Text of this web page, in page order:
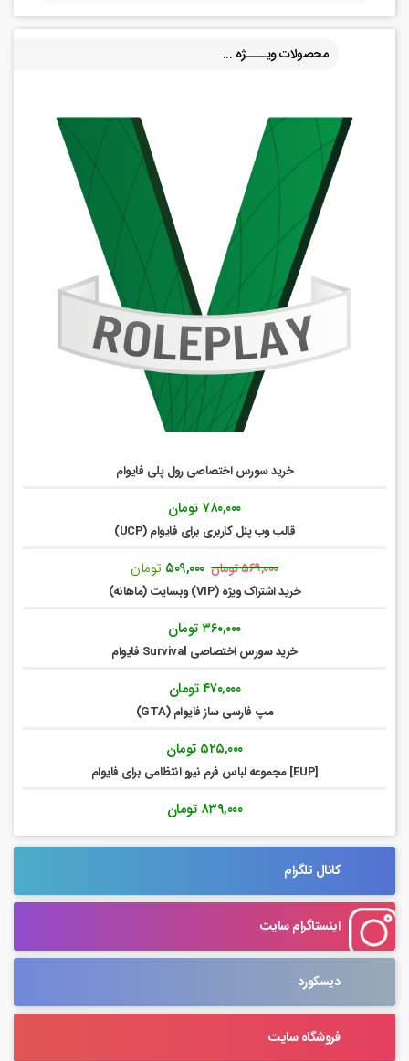
محصولات ویــــژه ...
خرید سورس اختصاصی رول پلی فایوام
۷۸۰,۰۰۰ تومان
قالب وب پنل کاربری برای فایوام (UCP)
۵۶۹,۰۰۰تومان قیمت
اصلی:
۵۶۹,۰۰۰ تومان
۵۰۹,۰۰۰ تومانقیمت
فعلی:
۵۰۹,۰۰۰ تومان.
خرید اشتراک ویژه (VIP) وبسایت (ماهانه)
۳۶۰,۰۰۰تومان
خرید سورس اختصاصی Survival فایوام
۴۷۰,۰۰۰تومان
مپ فارسی ساز فایوام (GTA)
۵۲۵,۰۰۰ تومان
[EUP] مجموعه لباس فرم نیرو انتظامی برای فایوام
۸۳۹,۰۰۰ تومان
کانال تلگرام
اینستاگرام سایت
دیسکورد
فروشگاه سایت